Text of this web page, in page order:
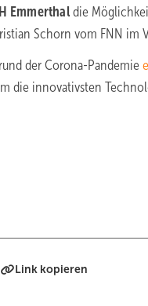
Emmerthal die
Schorn vom FNN im
der Corona-Pandemie
die innovativsten
Link kopieren